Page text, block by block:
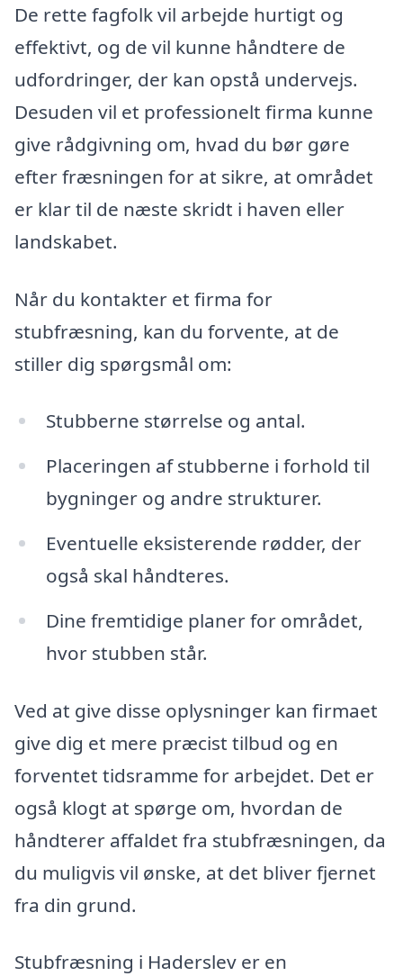
De rette fagfolk vil arbejde hurtigt og
effektivt, og de vil kunne håndtere de
udfordringer, der kan opstå undervejs.
Desuden vil et professionelt firma kunne
give rådgivning om, hvad du bør gøre
efter fræsningen for at sikre, at området
er klar til de næste skridt i haven eller
landskabet.
Når du kontakter et firma for
stubfræsning, kan du forvente, at de
stiller dig spørgsmål om:
Stubberne størrelse og antal.
Placeringen af stubberne i forhold til
bygninger og andre strukturer.
Eventuelle eksisterende rødder, der
også skal håndteres.
Dine fremtidige planer for området,
hvor stubben står.
Ved at give disse oplysninger kan firmaet
give dig et mere præcist tilbud og en
forventet tidsramme for arbejdet. Det er
også klogt at spørge om, hvordan de
håndterer affaldet fra stubfræsningen, da
du muligvis vil ønske, at det bliver fjernet
fra din grund.
Stubfræsning i Haderslev er en